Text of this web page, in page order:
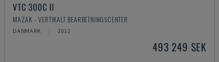
VTC 300C II
MAZAK - VERTIKALT BEARBETNINGSCENTER
DANMARK 2012
493 249 SEK